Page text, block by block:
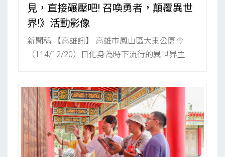
見，直接碾壓吧! 召喚勇者，顛覆異世
界!》活動影像
新聞稿 【高雄訊】 高雄市鳳山區大東公園今
（114/12/20）日化身為時下流行的異世界主